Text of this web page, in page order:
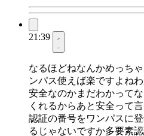
21:39
なるほどねなんかめっち
ンパス使えば楽ですよね
安全なのかまだわかって
くれるからあと安全って
認証の番号をワンパスに
るじゃないですか多要素